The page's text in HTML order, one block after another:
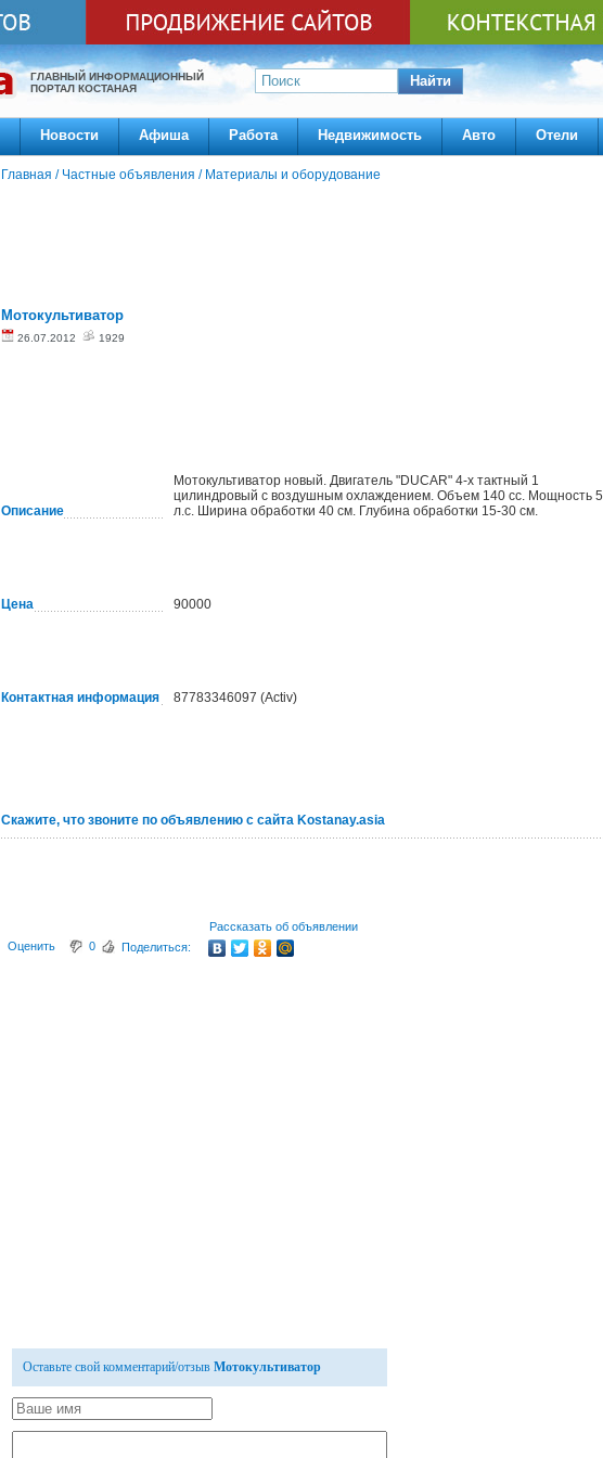
ГЛАВНЫЙ ИНФОРМАЦИОННЫЙ
ПОРТАЛ КОСТАНАЯ
Найти
Новости Афиша Работа Недвижимость Авто Отели
Главная / Частные объявления / Материалы и оборудование
Мотокультиватор
26.07.2012 1929
Описание
Мотокультиватор новый. Двигатель "DUCAR" 4-х тактный 1
цилиндровый с воздушным охлаждением. Объем 140 сс. Мощность 5
л.с. Ширина обработки 40 см. Глубина обработки 15-30 см.
Цена 90000
Контактная информация 87783346097 (Activ)
Скажите, что звоните по объявлению с сайта Kostanay.asia
Рассказать об объявлении
Оценить
0 Поделиться:
Оставьте свой комментарий/отзыв Мотокультиватор